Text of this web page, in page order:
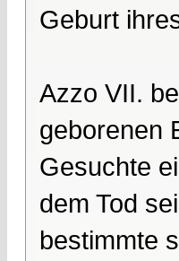
Geburt
Azzo VII.
geborenen
Gesuchte
dem Tod
bestimmte